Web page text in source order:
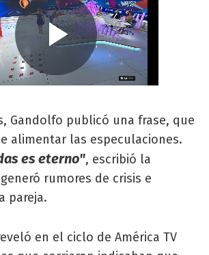
Gandolfo publicó una frase, que
alimentar las especulaciones.
es eterno", escribió la
rumores de crisis e
pareja.
en el ciclo de América TV